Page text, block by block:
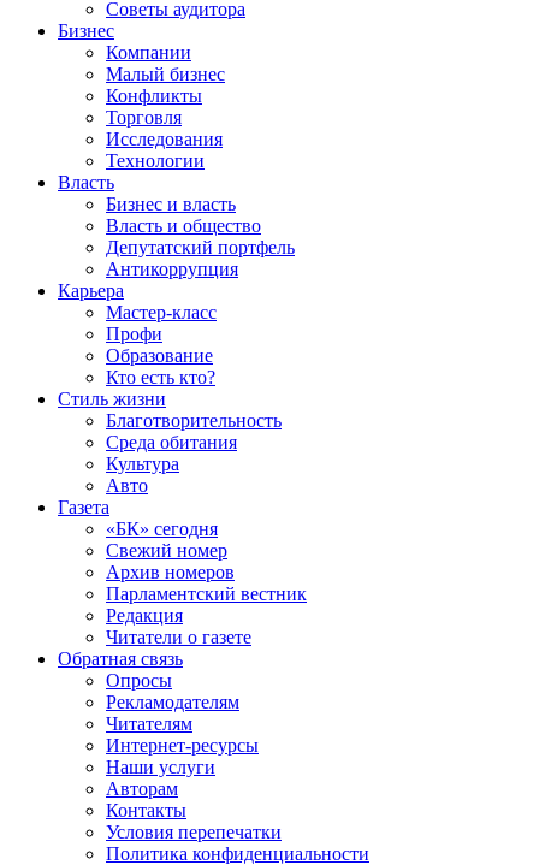
Советы аудитора
Бизнес
Компании
Малый бизнес
Конфликты
Торговля
Исследования
Технологии
Власть
Бизнес и власть
Власть и общество
Депутатский портфель
Антикоррупция
Карьера
Мастер-класс
Профи
Образование
Кто есть кто?
Стиль жизни
Благотворительность
Среда обитания
Культура
Авто
Газета
«БК» сегодня
Свежий номер
Архив номеров
Парламентский вестник
Редакция
Читатели о газете
Обратная связь
Опросы
Рекламодателям
Читателям
Интернет-ресурсы
Наши услуги
Авторам
Контакты
Условия перепечатки
Политика конфиденциальности